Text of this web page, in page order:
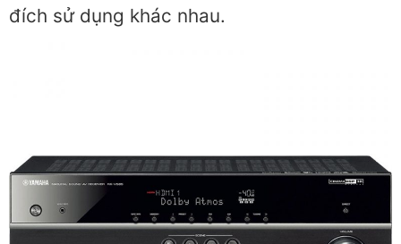
đích sử dụng khác nhau.